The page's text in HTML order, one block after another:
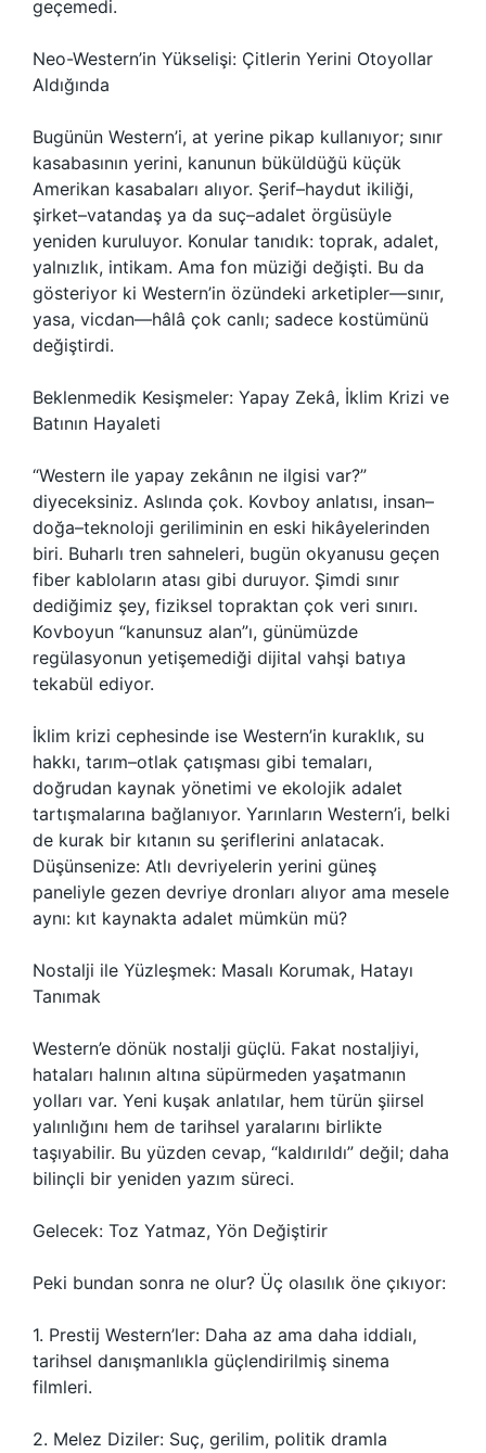
geçemedi.
Neo-Western’in Yükselişi: Çitlerin Yerini Otoyollar
Aldığında
Bugünün Western’i, at yerine pikap kullanıyor; sınır
kasabasının yerini, kanunun büküldüğü küçük
Amerikan kasabaları alıyor. Şerif–haydut ikiliği,
şirket–vatandaş ya da suç–adalet örgüsüyle
yeniden kuruluyor. Konular tanıdık: toprak, adalet,
yalnızlık, intikam. Ama fon müziği değişti. Bu da
gösteriyor ki Western’in özündeki arketipler—sınır,
yasa, vicdan—hâlâ çok canlı; sadece kostümünü
değiştirdi.
Beklenmedik Kesişmeler: Yapay Zekâ, İklim Krizi ve
Batının Hayaleti
“Western ile yapay zekânın ne ilgisi var?”
diyeceksiniz. Aslında çok. Kovboy anlatısı, insan–
doğa–teknoloji geriliminin en eski hikâyelerinden
biri. Buharlı tren sahneleri, bugün okyanusu geçen
fiber kabloların atası gibi duruyor. Şimdi sınır
dediğimiz şey, fiziksel topraktan çok veri sınırı.
Kovboyun “kanunsuz alan”ı, günümüzde
regülasyonun yetişemediği dijital vahşi batıya
tekabül ediyor.
İklim krizi cephesinde ise Western’in kuraklık, su
hakkı, tarım–otlak çatışması gibi temaları,
doğrudan kaynak yönetimi ve ekolojik adalet
tartışmalarına bağlanıyor. Yarınların Western’i, belki
de kurak bir kıtanın su şeriflerini anlatacak.
Düşünsenize: Atlı devriyelerin yerini güneş
paneliyle gezen devriye dronları alıyor ama mesele
aynı: kıt kaynakta adalet mümkün mü?
Nostalji ile Yüzleşmek: Masalı Korumak, Hatayı
Tanımak
Western’e dönük nostalji güçlü. Fakat nostaljiyi,
hataları halının altına süpürmeden yaşatmanın
yolları var. Yeni kuşak anlatılar, hem türün şiirsel
yalınlığını hem de tarihsel yaralarını birlikte
taşıyabilir. Bu yüzden cevap, “kaldırıldı” değil; daha
bilinçli bir yeniden yazım süreci.
Gelecek: Toz Yatmaz, Yön Değiştirir
Peki bundan sonra ne olur? Üç olasılık öne çıkıyor:
1. Prestij Western’ler: Daha az ama daha iddialı,
tarihsel danışmanlıkla güçlendirilmiş sinema
filmleri.
2. Melez Diziler: Suç, gerilim, politik dramla